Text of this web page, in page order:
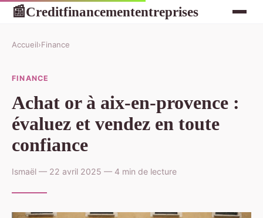
📰Creditfinancemententreprises
Accueil›Finance
FINANCE
Achat or à aix-en-provence :
évaluez et vendez en toute
confiance
Ismaël — 22 avril 2025 — 4 min de lecture